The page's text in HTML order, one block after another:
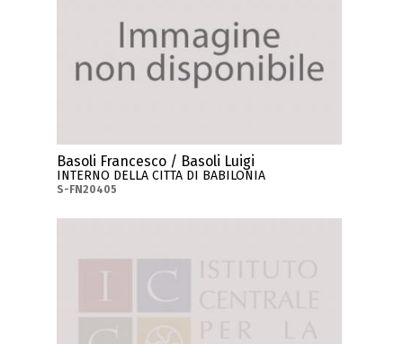
Basoli Francesco / Basoli Luigi
INTERNO DELLA CITTA DI BABILONIA
S-FN20405